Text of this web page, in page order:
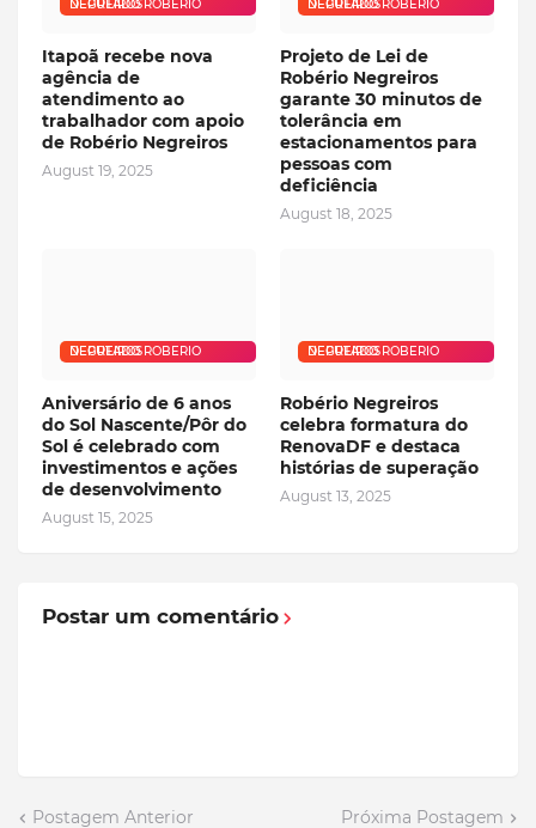
DEPUTADO ROBERIO NEGREIROS
Itapoã recebe nova
agência de
atendimento ao
trabalhador com apoio
de Robério Negreiros
August 19, 2025
DEPUTADO ROBERIO NEGREIROS
Projeto de Lei de
Robério Negreiros
garante 30 minutos de
tolerância em
estacionamentos para
pessoas com
deficiência
August 18, 2025
DEPUTADO ROBERIO NEGREIROS
Aniversário de 6 anos
do Sol Nascente/Pôr do
Sol é celebrado com
investimentos e ações
de desenvolvimento
August 15, 2025
DEPUTADO ROBERIO NEGREIROS
Robério Negreiros
celebra formatura do
RenovaDF e destaca
histórias de superação
August 13, 2025
Postar um comentário
Postagem Anterior Próxima Postagem